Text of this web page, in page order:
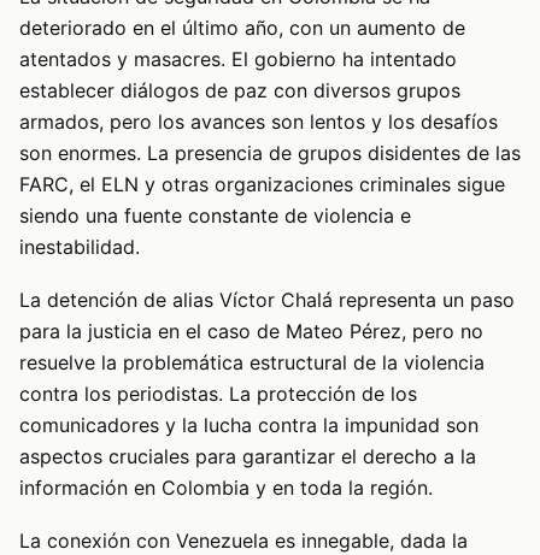
deteriorado en el último año, con un aumento de
atentados y masacres. El gobierno ha intentado
establecer diálogos de paz con diversos grupos
armados, pero los avances son lentos y los desafíos
son enormes. La presencia de grupos disidentes de las
FARC, el ELN y otras organizaciones criminales sigue
siendo una fuente constante de violencia e
inestabilidad.
La detención de alias Víctor Chalá representa un paso
para la justicia en el caso de Mateo Pérez, pero no
resuelve la problemática estructural de la violencia
contra los periodistas. La protección de los
comunicadores y la lucha contra la impunidad son
aspectos cruciales para garantizar el derecho a la
información en Colombia y en toda la región.
La conexión con Venezuela es innegable, dada la